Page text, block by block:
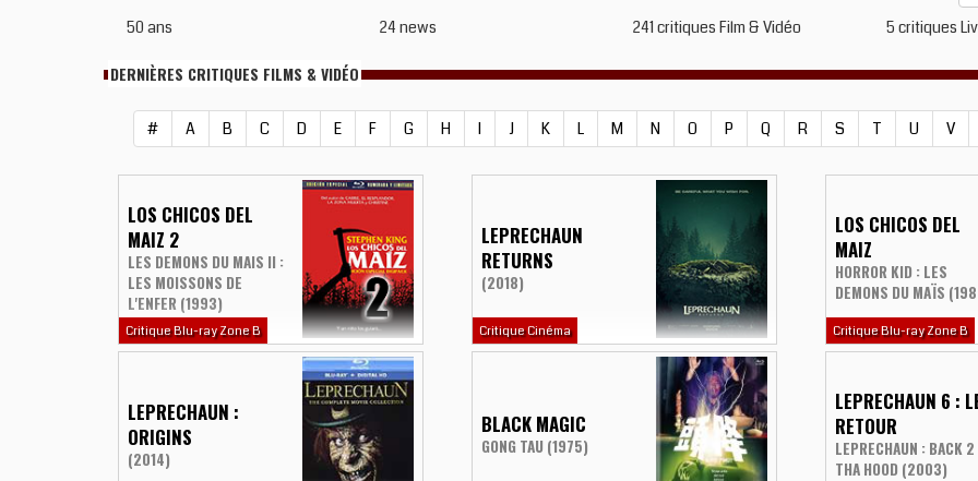
50 ans 24 news 241 critiques Film & Vidéo 5 critiques
DERNIÈRES CRITIQUES FILMS & VIDÉO
# A B C D E F G H I J K L M N O P Q R S T U V
LOS CHICOS DEL
MAIZ 2
LES DEMONS DU MAIS II :
LES MOISSONS DE
L'ENFER (1993)
Critique Blu-ray Zone B
LEPRECHAUN
RETURNS
(2018)
Critique Cinéma
LOS CHICOS DEL
MAIZ
HORROR KID : LES
DEMONS DU MAÏS
Critique Blu-ray Zone B
LEPRECHAUN :
ORIGINS
(2014)
BLACK MAGIC
GONG TAU (1975)
LEPRECHAUN 6 :
RETOUR
LEPRECHAUN : BACK 2
THA HOOD (2003)